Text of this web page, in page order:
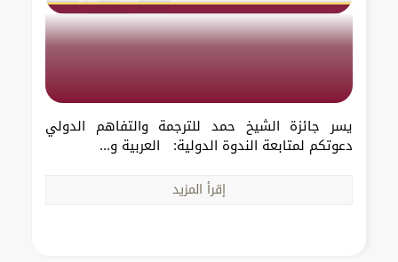
يسر جائزة الشيخ حمد للترجمة والتفاهم الدولي
دعوتكم لمتابعة الندوة الدولية: العربية و...
إقرأ المزيد